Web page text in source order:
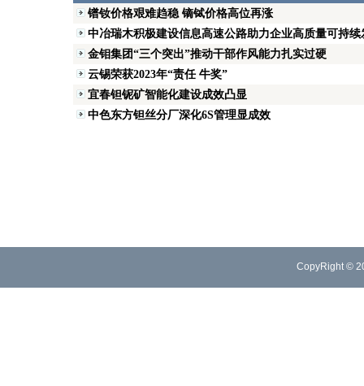
镨钕价格艰难趋稳 镝铽价格高位再涨
中冶瑞木积极建设信息高速公路助力企业高质量可持续
金钼集团“三个突出”推动干部作风能力扎实过硬
云锡荣获2023年“责任 牛奖”
宜春钽铌矿智能化建设成效凸显
中色东方钽丝分厂深化6S管理显成效
CopyRight ©